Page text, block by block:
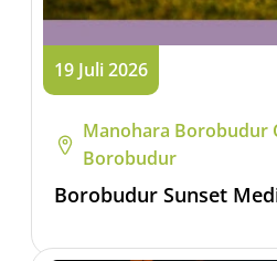
19 Juli 2026
Manohara Borobudur
Borobudur
Borobudur Sunset